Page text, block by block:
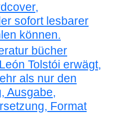
sofort lesbarer
können.
bücher
Tolstói erwägt,
als nur den
Ausgabe,
Format